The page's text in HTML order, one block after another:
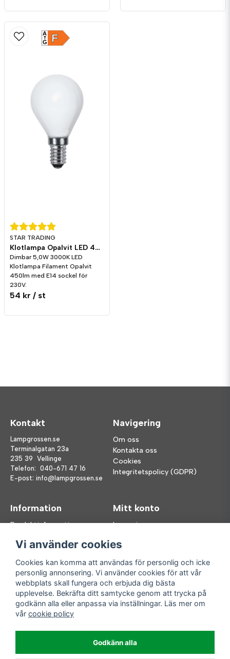
STAR TRADING
Klotlampa Opalvit LED 450lm E14 3000K Dim
Dimbar 5,0W 3000K LED
Klotlampa Filament Opalvit
450lm med E14 sockel för
230V.
54 kr / st
F
A
G
Kontakt
Lampgrossen.se
Terminalgatan 23a
235 39 Vellinge
Telefon: 040-671 47 16
E-post: info@lampgrossen.se
Navigering
Om oss
Kontakta oss
Cookies
Integritetspolicy (GDPR)
Information
Produktinformation
FAQ
Mitt konto
Logga in
Glömt lösenord?
Följ oss
Facebook
Instagram
Handla enkelt
Enkla leveranser
Vi använder cookies
Cookies kan komma att användas för personlig och icke
personlig annonsering. Vi använder cookies för att vår
webbplats skall fungera och erbjuda dig bästa
upplevelse. Bekräfta ditt samtycke genom att trycka på
godkänn alla eller anpassa via inställningar. Läs mer om
vår cookie policy
Godkänn alla